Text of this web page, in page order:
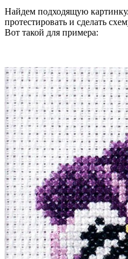
Найдем подходящую
протестировать и сделать
Вот такой для примера: